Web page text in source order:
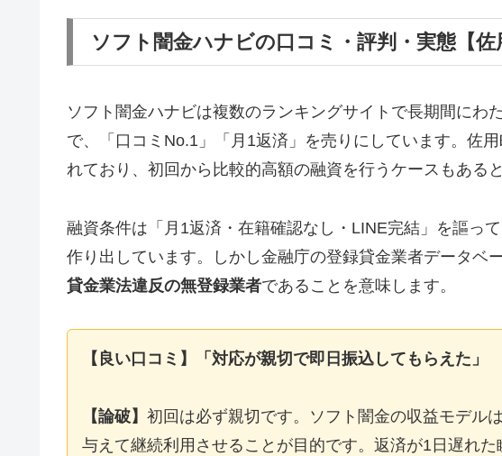
ソフト闇金ハナビの口コミ・評判・実態【佐
ソフト闇金ハナビは複数のランキングサイトで長期間にわ
で、「口コミNo.1」「月1返済」を売りにしています。佐
れており、初回から比較的高額の融資を行うケースもある
融資条件は「月1返済・在籍確認なし・LINE完結」を謳っ
作り出しています。しかし金融庁の登録貸金業者データベ
貸金業法違反の無登録業者であることを意味します。
【良い口コミ】「対応が親切で即日振込してもらえた」
【論破】 初回は必ず親切です。ソフト闇金の収益モデル
与えて継続利用させることが目的です。返済が1日遅れ